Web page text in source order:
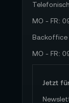
MO - FR:
Backoffice
MO - FR:
Jetzt